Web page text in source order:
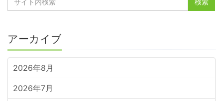
アーカイブ
2026年8月
2026年7月